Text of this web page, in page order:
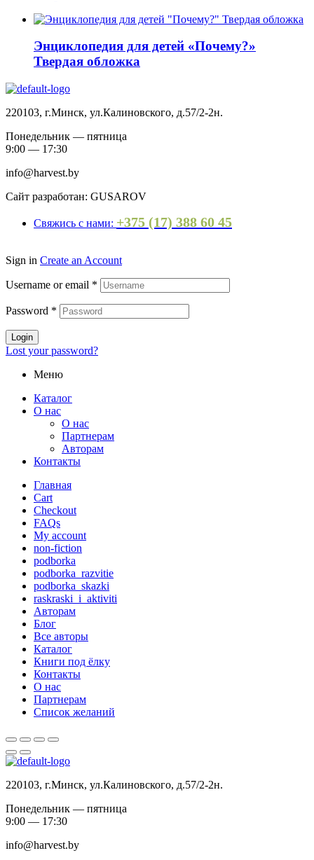
Энциклопедия для детей «Почему?»
Твердая обложка
220103, г.Минск, ул.Калиновского, д.57/2-2н.
Понедельник — пятница
9:00 — 17:30
info@harvest.by
Сайт разработан: GUSAROV
Свяжись с нами: +375 (17) 388 60 45
Sign in Create an Account
Username or email *
Password *
Login
Lost your password?
Меню
Каталог
О нас
О нас
Партнерам
Авторам
Контакты
Главная
Cart
Checkout
FAQs
My account
non-fiction
podborka
podborka_razvitie
podborka_skazki
raskraski_i_aktiviti
Авторам
Блог
Все авторы
Каталог
Книги под ёлку
Контакты
О нас
Партнерам
Список желаний
220103, г.Минск, ул.Калиновского, д.57/2-2н.
Понедельник — пятница
9:00 — 17:30
info@harvest.by